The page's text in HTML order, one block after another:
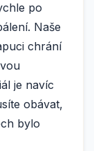
po
Naše
chrání
je navíc
obávat,
bylo